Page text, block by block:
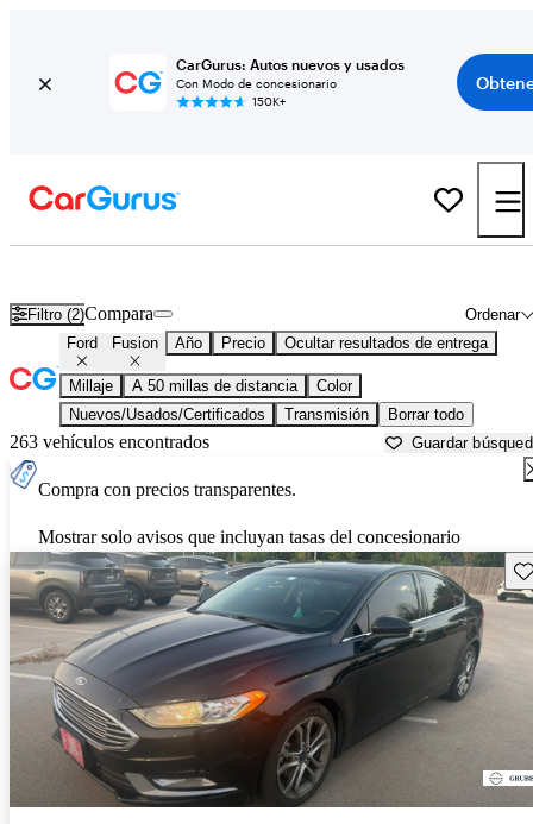
CarGurus: Autos nuevos y usados
Con Modo de concesionario
150K+
Filtro (2) Ordenar
Compara
Ford Fusion Año Precio Ocultar resultados de entrega
Millaje A 50 millas de distancia
Color
Nuevos/Usados/Certificados
Transmisión Borrar todo
263 vehículos encontrados Guardar
Compra con precios transparentes.
Mostrar solo avisos que incluyan tasas del concesionario